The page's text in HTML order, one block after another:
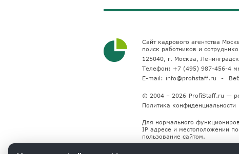
Сайт кадрового агентства
поиск работников и
125040, г. Москва,
Телефон: +7 (495) 987-456-4
E-mail: info@profistaff.ru
© 2004 – 2026 ProfiStaff.ru —
Политика конфиденциальности
Для нормального
IP адресе и местоположении
пользование сайтом.